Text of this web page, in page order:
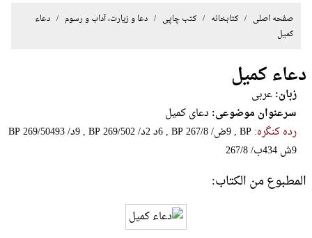
صفحه اصلی / کتابخانه /کتب چاپی /دعا و زیارت، آداب و رسوم / دعاء
کمیل
دعاء کمیل
زبان:عربی
سرعنوان موضوعی: دعای کمیل
رده کنگره:
‎B‎P‎ ‎2‎6‎9‎/‎5‎0‎4‎9‎3‎ ‎/‎د‎9 , ‎B‎P‎ ‎2‎6‎9‎/‎5‎0‎2‎ ‎/‎د‎2‎ ‎د‎6 , ‎B‎P‎ ‎2‎6‎7‎/‎8‎ ‎/‎ض‎9 , ‎B‎P‎
‎2‎6‎7‎/‎8‎ ‎/‎ب‎4‎3‎4‎ ‎ش‎9
المطبوع من الكتاب: